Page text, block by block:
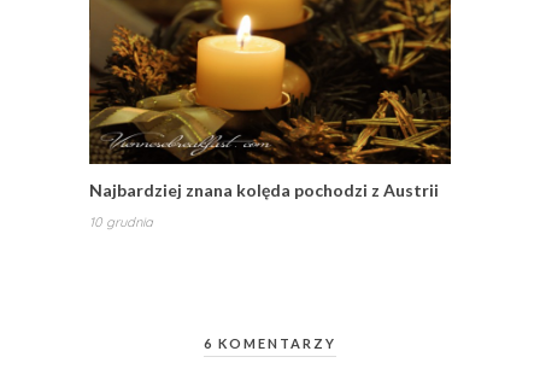
Najbardziej znana kolęda pochodzi z Austrii
10 grudnia
6 KOMENTARZY